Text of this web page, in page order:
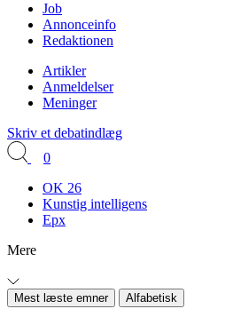
Job
Annonceinfo
Redaktionen
Artikler
Anmeldelser
Meninger
Skriv et debatindlæg
0
OK 26
Kunstig intelligens
Epx
Mere
Mest læste emner Alfabetisk